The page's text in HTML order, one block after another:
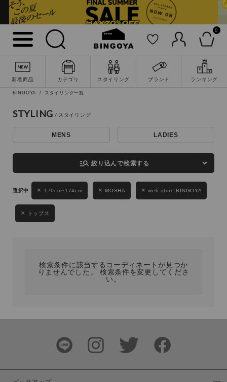
0
新着商品 カテゴリ スタイリング ブランド ランキング
詳細検索
キーワード
性別
MENS LADIES KIDS
ブランド
BINGOYA スタイリング一覧
STYLING
MENS LADIES
manage_search 絞り込んで検索する
170cm~174cm MOSHA web store BINGOYA
トップス
検索条件に該当するコーディネートが見つか
りませんでした。 検索条件を変更してくださ
い。